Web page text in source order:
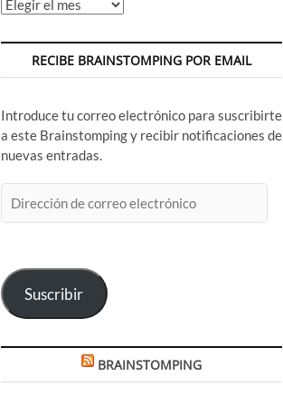
Archivos
RECIBE BRAINSTOMPING POR EMAIL
Introduce tu correo electrónico para suscribirte
a este Brainstomping y recibir notificaciones de
nuevas entradas.
de
Suscribir
BRAINSTOMPING